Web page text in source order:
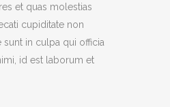
et quas molestias
cupiditate non
in culpa qui officia
id est laborum et